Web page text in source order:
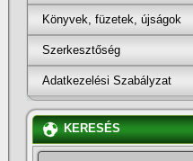
Könyvek, füzetek, újságok
Szerkesztőség
Adatkezelési Szabályzat
KERESÉS